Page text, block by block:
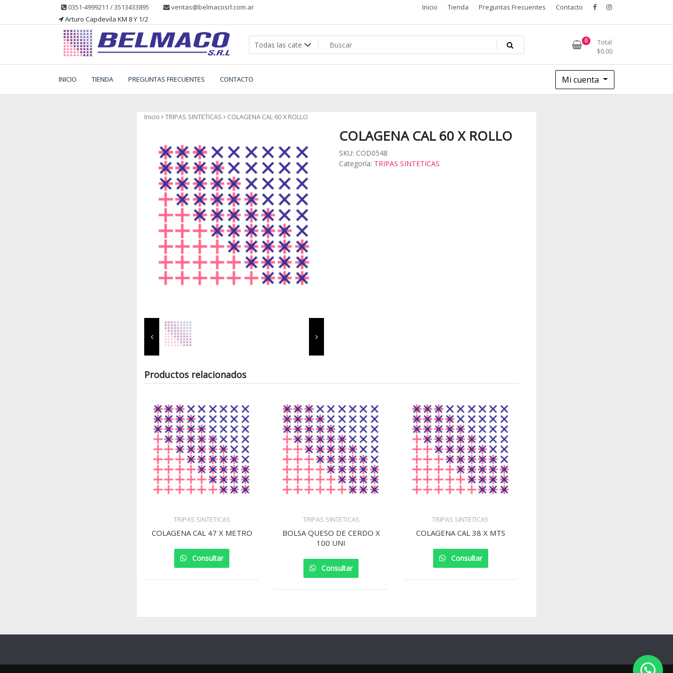
contenido
0351-4999211 / 3513433895
ventas@belmacosrl.com.ar
Arturo Capdevila KM 8 Y 1/2
Inicio Tienda Preguntas Frecuentes Contacto
Belmaco SRL – Aditivos
Belmaco SRL, Somos una empresa, dedicada a la
fabricación, comercialización y asesoramiento de
0
Total
$0.00
INICIO TIENDA PREGUNTAS FRECUENTES CONTACTO Mi cuenta
Inicio TRIPAS SINTETICAS COLAGENA CAL 60 X ROLLO
COLAGENA CAL 60 X ROLLO
SKU: COD0548
Categoría: TRIPAS SINTETICAS
Productos relacionados
TRIPAS SINTETICAS
COLAGENA CAL 47 X METRO
Consultar
TRIPAS SINTETICAS
BOLSA QUESO DE CERDO X
100 UNI
Consultar
TRIPAS SINTETICAS
COLAGENA CAL 38 X MTS
Consultar